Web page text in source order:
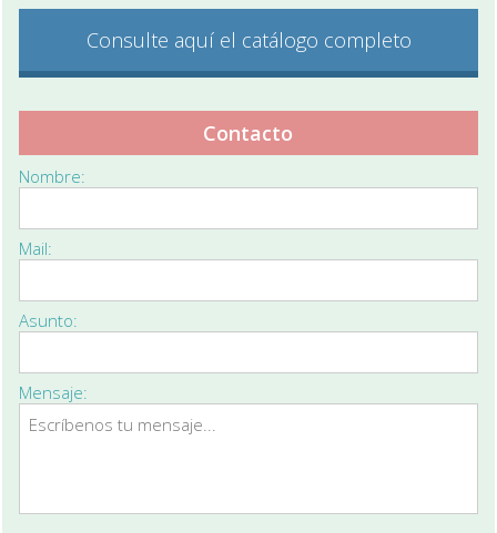
Consulte aquí el catálogo completo
Contacto
Nombre:
Mail:
Asunto:
Mensaje: